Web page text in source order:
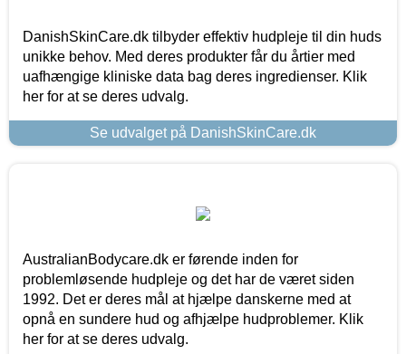
DanishSkinCare.dk tilbyder effektiv hudpleje til din huds
unikke behov. Med deres produkter får du årtier med
uafhængige kliniske data bag deres ingredienser. Klik
her for at se deres udvalg.
Se udvalget på DanishSkinCare.dk
AustralianBodycare.dk er førende inden for
problemløsende hudpleje og det har de været siden
1992. Det er deres mål at hjælpe danskerne med at
opnå en sundere hud og afhjælpe hudproblemer. Klik
her for at se deres udvalg.